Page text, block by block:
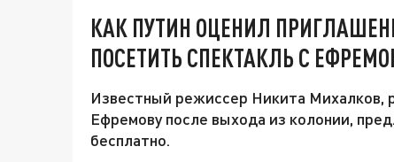
КАК ПУТИН ОЦЕНИЛ
ПОСЕТИТЬ СПЕКТАКЛЬ С
Известный режиссер Никита Михалков,
Ефремову после выхода из колонии,
бесплатно.